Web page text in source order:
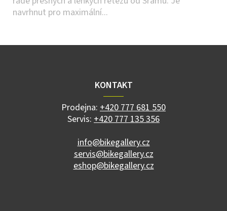
navrhnut pro maximální...
KONTAKT
Prodejna: +420 777 681 550
Servis: +420 777 135 356
info@bikegallery.cz
servis@bikegallery.cz
eshop@bikegallery.cz